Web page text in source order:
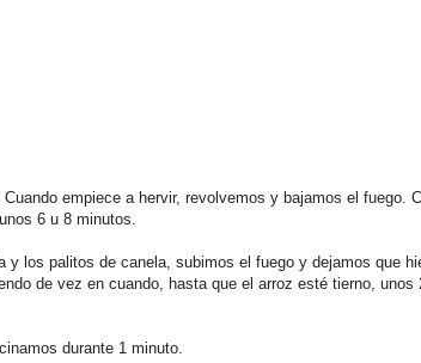
empiece a hervir, revolvemos y bajamos el fuego.
6 u 8 minutos.
los palitos de canela, subimos el fuego y dejamos que
de vez en cuando, hasta que el arroz esté tierno, unos
durante 1 minuto.